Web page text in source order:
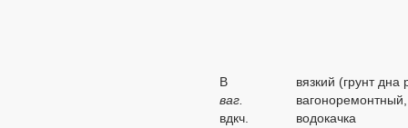
В
вязкий (грунт дна
ваг.
вдкч.
водокачка